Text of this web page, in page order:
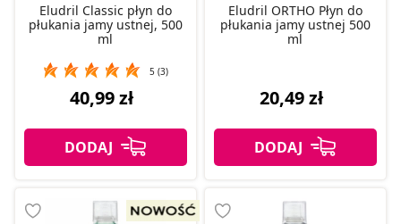
Eludril Classic płyn do
płukania jamy ustnej, 500
ml
5 (3)
40,99 zł
Eludril ORTHO Płyn do
płukania jamy ustnej 500
ml
20,49 zł